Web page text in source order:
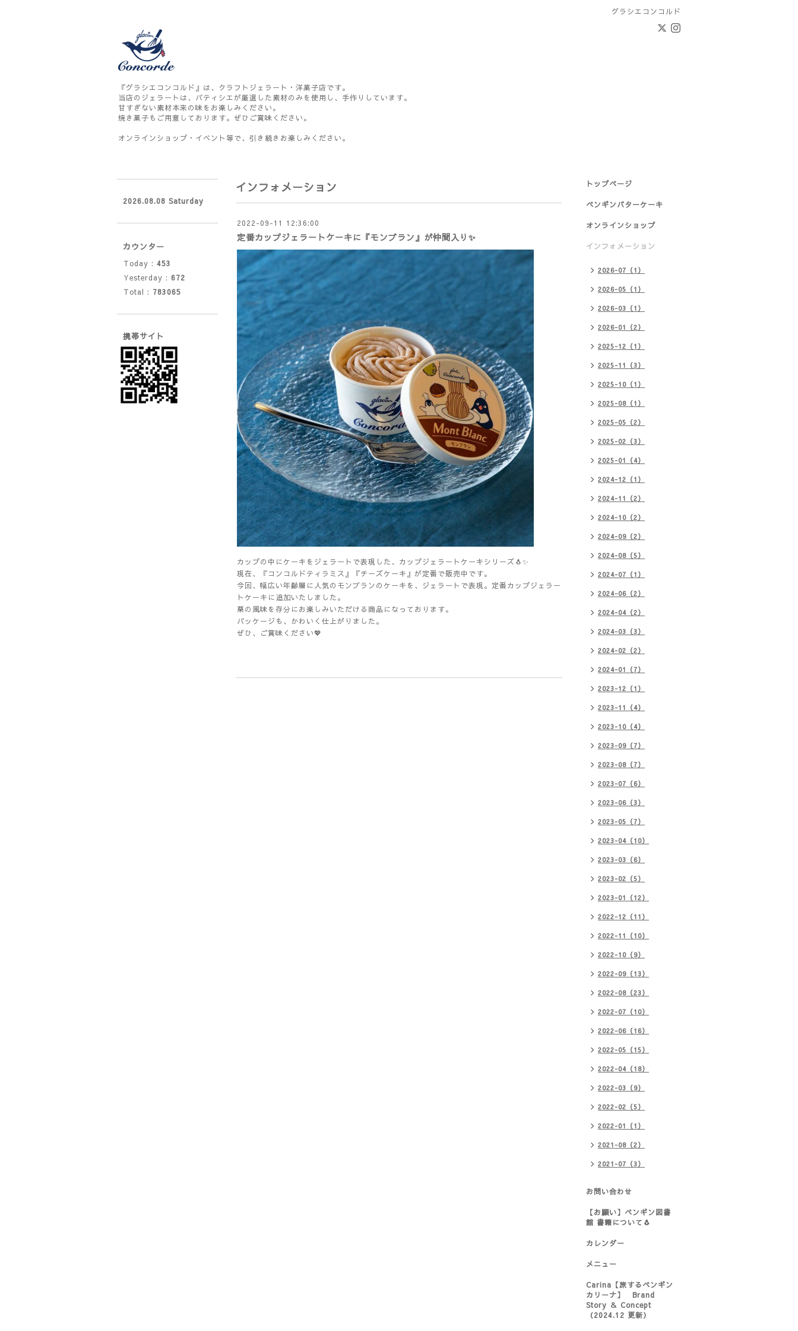
グラシエコンコルド
『グラシエコンコルド』は、クラフトジェラート・洋菓子店です。
当店のジェラートは、パティシエが厳選した素材のみを使用し、手作りしています。
甘すぎない素材本来の味をお楽しみください。
焼き菓子もご用意しております。ぜひご賞味ください。
オンラインショップ・イベント等で、引き続きお楽しみください。
インフォメーション
2022-09-11 12:36:00
定番カップジェラートケーキに『モンブラン』が仲間入り✨
カップの中にケーキをジェラートで表現した、カップジェラートケーキシリーズ🐧✨
現在、『コンコルドティラミス』『チーズケーキ』が定番で販売中です。
今回、幅広い年齢層に人気のモンブランのケーキを、ジェラートで表現。定番カップジェラー
トケーキに追加いたしました。
栗の風味を存分にお楽しみいただける商品になっております。
パッケージも、かわいく仕上がりました。
ぜひ、ご賞味ください💖
トップページ
ペンギンバターケーキ
オンラインショップ
インフォメーション
2026-07（1）
2026-05（1）
2026-03（1）
2026-01（2）
2025-12（1）
2025-11（3）
2025-10（1）
2025-08（1）
2025-05（2）
2025-02（3）
2025-01（4）
2024-12（1）
2024-11（2）
2024-10（2）
2024-09（2）
2024-08（5）
2024-07（1）
2024-06（2）
2024-04（2）
2024-03（3）
2024-02（2）
2024-01（7）
2023-12（1）
2023-11（4）
2023-10（4）
2023-09（7）
2023-08（7）
2023-07（6）
2023-06（3）
2023-05（7）
2023-04（10）
2023-03（6）
2023-02（5）
2023-01（12）
2022-12（11）
2022-11（10）
2022-10（9）
2022-09（13）
2022-08（23）
2022-07（10）
2022-06（16）
2022-05（15）
2022-04（18）
2022-03（9）
2022-02（5）
2022-01（1）
2021-08（2）
2021-07（3）
お問い合わせ
【お願い】ペンギン図書
館 書籍について🐧
カレンダー
メニュー
Carina【旅するペンギン
カリーナ】 Brand
Story ＆ Concept
（2024.12 更新）
2026.08.08 Saturday
カウンター
Today : 453
Yesterday : 672
Total : 783065
携帯サイト